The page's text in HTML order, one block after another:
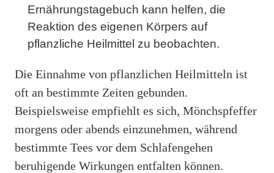
Ernährungstagebuch kann helfen, die
Reaktion des eigenen Körpers auf
pflanzliche Heilmittel zu beobachten.
Die Einnahme von pflanzlichen Heilmitteln ist
oft an bestimmte Zeiten gebunden.
Beispielsweise empfiehlt es sich, Mönchspfeffer
morgens oder abends einzunehmen, während
bestimmte Tees vor dem Schlafengehen
beruhigende Wirkungen entfalten können.